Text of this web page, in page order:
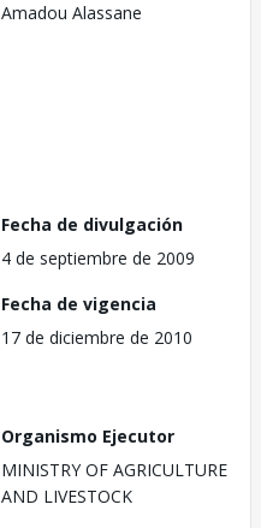
Amadou Alassane
Fecha de divulgación
4 de septiembre de 2009
Fecha de vigencia
17 de diciembre de 2010
Organismo Ejecutor
MINISTRY OF AGRICULTURE
AND LIVESTOCK